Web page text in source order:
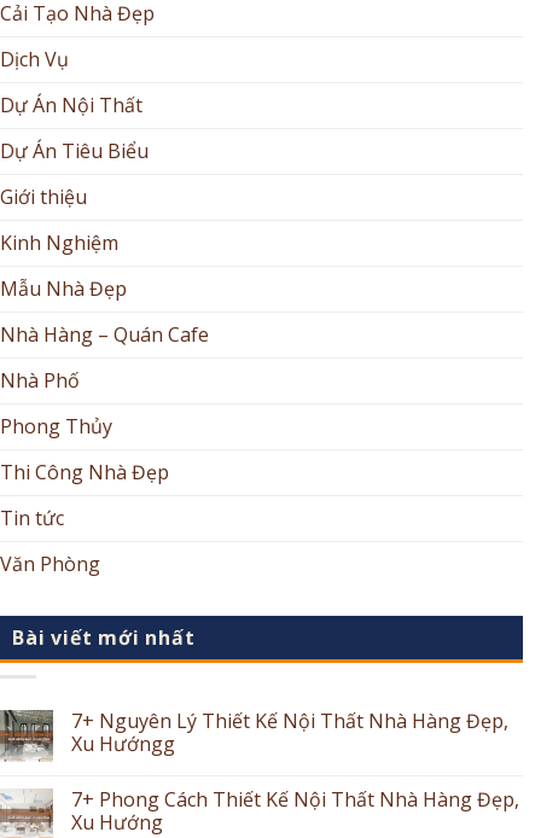
Cải Tạo Nhà Đẹp
Dịch Vụ
Dự Án Nội Thất
Dự Án Tiêu Biểu
Giới thiệu
Kinh Nghiệm
Mẫu Nhà Đẹp
Nhà Hàng – Quán Cafe
Nhà Phố
Phong Thủy
Thi Công Nhà Đẹp
Tin tức
Văn Phòng
Bài viết mới nhất
7+ Nguyên Lý Thiết Kế Nội Thất Nhà Hàng Đẹp,
Xu Hướngg
7+ Phong Cách Thiết Kế Nội Thất Nhà Hàng Đẹp,
Xu Hướng